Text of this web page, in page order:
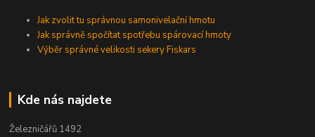
Jak zvolit tu správnou samonivelační hmotu
Jak správně spočítat spotřebu spárovací hmoty
Výběr správné velikosti sekery Fiskars
Kde nás najdete
Železničářů 1492